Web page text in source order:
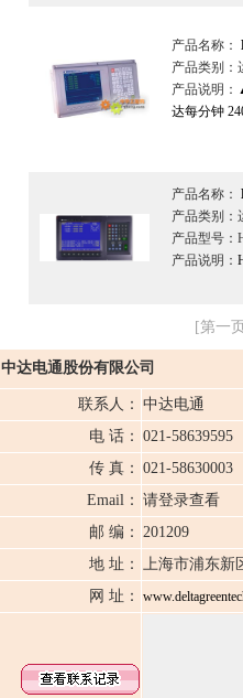
产品名称：
产品类别：
产品说明：
达每分钟
产品名称：
产品类别：
产品型号：
产品说明：
[第一
中达电通股份有限公司
联系人： 中达电通
电 话： 021-58639595
传 真： 021-58630003
Email： 请登录查看
邮 编： 201209
地 址： 上海市浦东新
网 址：